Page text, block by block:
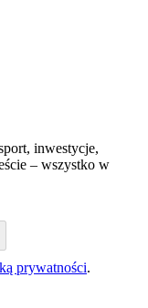
inwestycje,
– wszystko w
prywatności.